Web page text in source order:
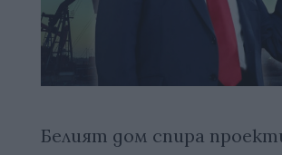
Белият дом спира